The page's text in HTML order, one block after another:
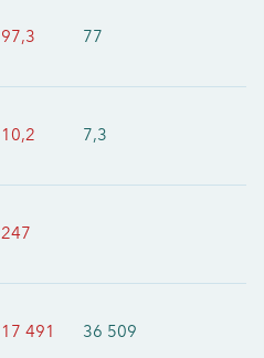
97,3 77
10,2 7,3
247
17 491 36 509